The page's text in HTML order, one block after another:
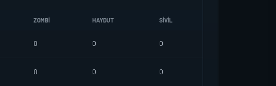
ZOMBI HAYDUT SIVIL
0 0 0
0 0 0